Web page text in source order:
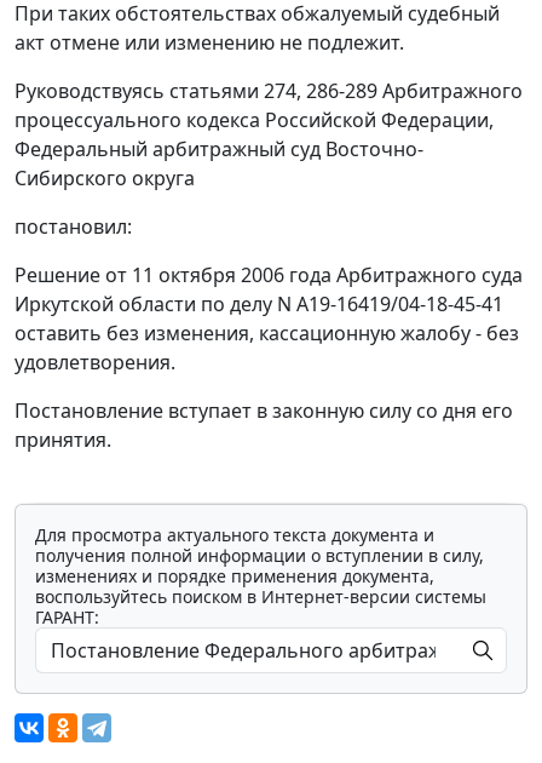
При таких обстоятельствах обжалуемый судебный
акт отмене или изменению не подлежит.
Руководствуясь статьями 274, 286-289Арбитражного
процессуального кодекса Российской Федерации,
Федеральный арбитражный суд Восточно-
Сибирского округа
постановил:
Решение от 11 октября 2006 года Арбитражного суда
Иркутской области по делу N А19-16419/04-18-45-41
оставить без изменения, кассационную жалобу - без
удовлетворения.
Постановление вступает в законную силу со дня его
принятия.
Для просмотра актуального текста документа и
получения полной информации о вступлении в силу,
изменениях и порядке применения документа,
воспользуйтесь поиском в Интернет-версии системы
ГАРАНТ: